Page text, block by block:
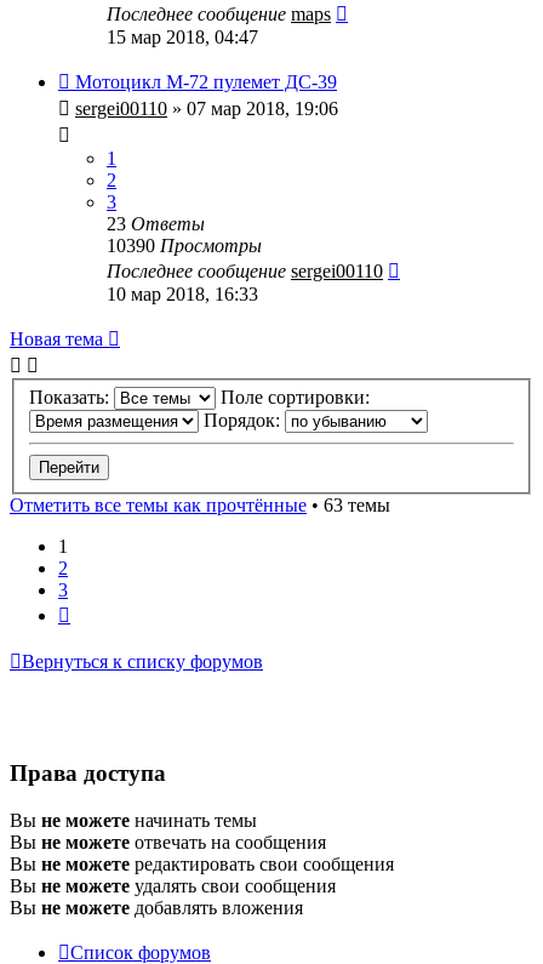
Последнее сообщение maps
15 мар 2018, 04:47
Мотоцикл М-72 пулемет ДС-39
sergei00110 » 07 мар 2018, 19:06
1
2
3
23 Ответы
10390 Просмотры
Последнее сообщение sergei00110
10 мар 2018, 16:33
Новая
тема
Новая тема
Показать:
Поле сортировки:
Порядок:
Отметить все темы как прочтённые • 63 темы
1
2
3
Вернуться к списку форумов
Права доступа
Вы не можете начинать темы
Вы не можете отвечать на сообщения
Вы не можете редактировать свои сообщения
Вы не можете удалять свои сообщения
Вы не можете добавлять вложения
Список форумов